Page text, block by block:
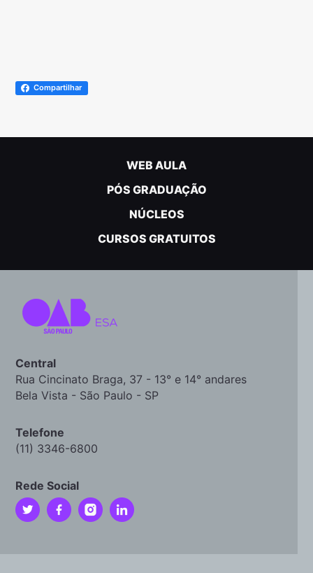
Compartilhar
WEB AULA
PÓS GRADUAÇÃO
NÚCLEOS
CURSOS GRATUITOS
Central
Rua Cincinato Braga, 37 - 13° e 14° andares
Bela Vista - São Paulo - SP
Telefone
(11) 3346-6800
Rede Social